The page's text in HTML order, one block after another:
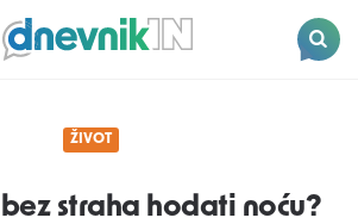
ŽIVOT
straha hodati noću?